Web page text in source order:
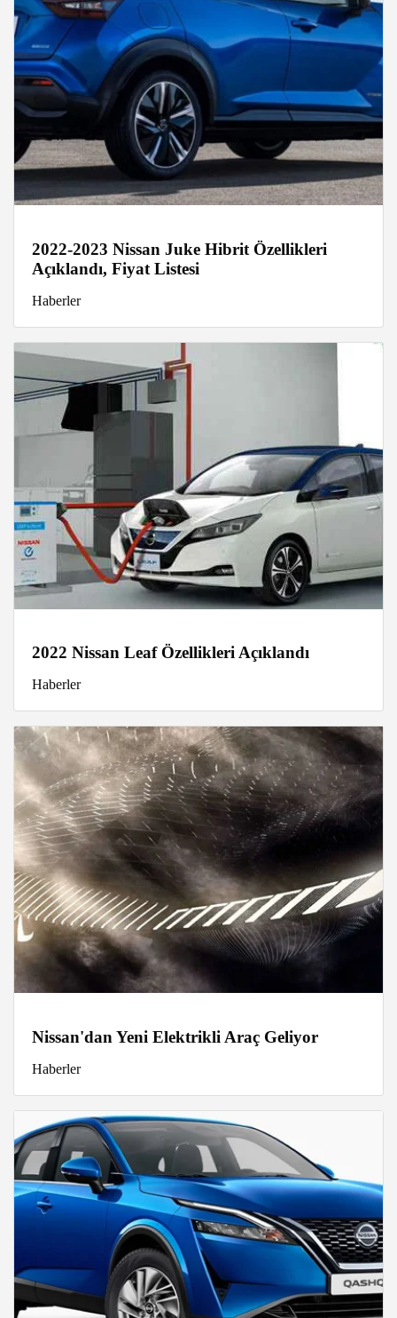
2022-2023 Nissan Juke Hibrit Özellikleri
Açıklandı, Fiyat Listesi
Haberler
2022 Nissan Leaf Özellikleri Açıklandı
Haberler
Nissan'dan Yeni Elektrikli Araç Geliyor
Haberler